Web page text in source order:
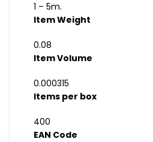
1 – 5m.
Item Weight
0.08
Item Volume
0.000315
Items per box
400
EAN Code